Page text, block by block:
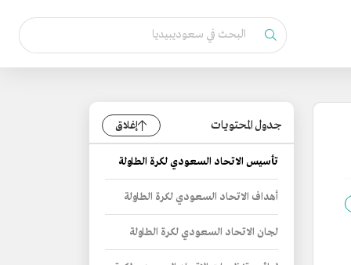
جدول المحتويات إغلاق
تأسيس الاتحاد السعودي لكرة الطاولة
أهداف الاتحاد السعودي لكرة الطاولة
لجان الاتحاد السعودي لكرة الطاولة